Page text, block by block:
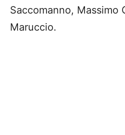
Saccomanno, Massimo
Maruccio.